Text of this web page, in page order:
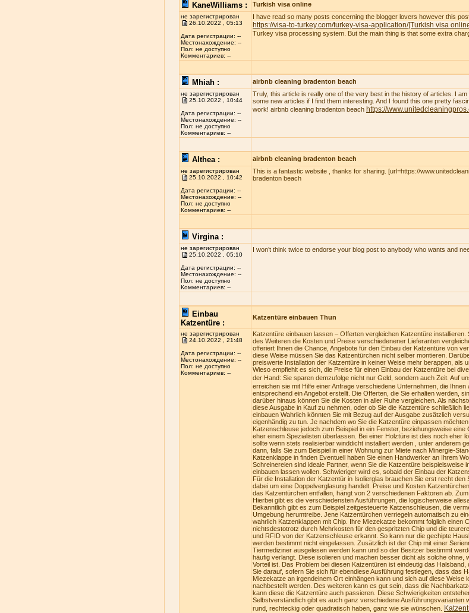
KaneWilliams : Turkish visa online
не зарегистрирован
26.10.2022 , 05:13
Дата регистрации: --
Местонахождение: --
Пол: не доступно
Комментариев: --
I have read so many posts concerning the blogger lovers however this
https://visa-to-turkey.com/turkey-visa-application/]Turkish visa
Turkey visa processing system. But the main thing is that some extra
Mhiah : airbnb cleaning bradenton beach
не зарегистрирован
25.10.2022 , 10:44
Дата регистрации: --
Местонахождение: --
Пол: не доступно
Комментариев: --
Truly, this article is really one of the very best in the history of articles. I am
some new articles if I find them interesting. And I found this one pretty
work! airbnb cleaning bradenton beach https://
Althea : airbnb cleaning bradenton beach
не зарегистрирован
25.10.2022 , 10:42
Дата регистрации: --
Местонахождение: --
Пол: не доступно
Комментариев: --
This is a fantastic website , thanks for sharing. [url=https://
bradenton beach
Virgina :
не зарегистрирован
25.10.2022 , 05:10
Дата регистрации: --
Местонахождение: --
Пол: не доступно
Комментариев: --
I won’t think twice to endorse your blog post to anybody who wants and
Einbau
Katzentüre :
Katzentüre einbauen Thun
не зарегистрирован
24.10.2022 , 21:48
Дата регистрации: --
Местонахождение: --
Пол: не доступно
Комментариев: --
Katzentüre einbauen lassen – Offerten vergleichen Katzentüre installieren.
des Weiteren die Kosten und Preise verschiedenener Lieferanten
offeriert Ihnen die Chance, Angebote für den Einbau der Katzentüre von
diese Weise müssen Sie das Katzentürchen nicht selber montieren.
preiswerte Installation der Katzentüre in keiner Weise mehr berappen, als
Wieso empfiehlt es sich, die Preise für einen Einbau der Katzentüre bei
der Hand: Sie sparen demzufolge nicht nur Geld, sondern auch Zeit. Auf
erreichen sie mit Hilfe einer Anfrage verschiedene Unternehmen, die
entsprechend ein Angebot erstellt. Die Offerten, die Sie erhalten werden,
darüber hinaus können Sie die Kosten in aller Ruhe vergleichen. Als
diese Ausgabe in Kauf zu nehmen, oder ob Sie die Katzentüre schließlich
einbauen Wahrlich könnten Sie mit Bezug auf der Ausgabe zusätzlich
eigenhändig zu tun. Je nachdem wo Sie die Katzentüre einpassen
Katzenschleuse jedoch zum Beispiel in ein Fenster, beziehungsweise
eher einem Spezialisten überlassen. Bei einer Holztüre ist dies noch eher
sollte wenn stets realisierbar winddicht installiert werden , unter anderem
dann, falls Sie zum Beispiel in einer Wohnung zur Miete nach Minergie-
Katzenklappe in finden Eventuell haben Sie einen Handwerker an Ihrem
Schreinereien sind ideale Partner, wenn Sie die Katzentüre beispielsweise
einbauen lassen wollen. Schwieriger wird es, sobald der Einbau der
Für die Installation der Katzentür in Isolierglas brauchen Sie erst recht
dabei um eine Doppelverglasung handelt. Preise und Kosten
das Katzentürchen entfallen, hängt von 2 verschiedenen Faktoren ab.
Hierbei gibt es die verschiedensten Ausführungen, die logischerweise
Bekanntlich gibt es zum Beispiel zeitgesteuerte Katzenschleusen, die
Umgebung herumtreibe. Jene Katzentürchen verriegeln automatisch zu
wahrlich Katzenklappen mit Chip. Ihre Miezekatze bekommt folglich einen
nichtsdestotrotz durch Mehrkosten für den gespritzten Chip und die
und RFID von der Katzenschleuse erkannt. So kann nur die gechipte
werden bestimmt nicht eingelassen. Zusätzlich ist der Chip mit einer
Tiermediziner ausgelesen werden kann und so der Besitzer bestimmt
häufig verlangt. Diese isolieren und machen besser dicht als solche
Vorteil ist. Das Problem bei diesen Katzentüren ist eindeutig das
Sie darauf, sofern Sie sich für ebendiese Ausführung festlegen, dass das
Miezekatze an irgendeinem Ort einhängen kann und sich auf diese
nachbestellt werden. Des weiteren kann es gut sein, dass die
kann diese die Katzentüre auch passieren. Diese Schwierigkeiten
Selbstverständlich gibt es auch ganz verschiedene Ausführungsvarianten
rund, rechteckig oder quadratisch haben, ganz wie sie wünschen.